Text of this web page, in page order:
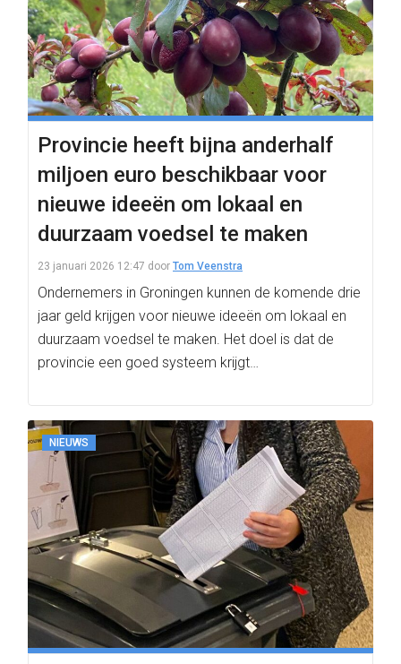
Provincie heeft bijna anderhalf
miljoen euro beschikbaar voor
nieuwe ideeën om lokaal en
duurzaam voedsel te maken
23 januari 2026 12:47 door Tom Veenstra
Ondernemers in Groningen kunnen de komende drie
jaar geld krijgen voor nieuwe ideeën om lokaal en
duurzaam voedsel te maken. Het doel is dat de
provincie een goed systeem krijgt…
NIEUWS